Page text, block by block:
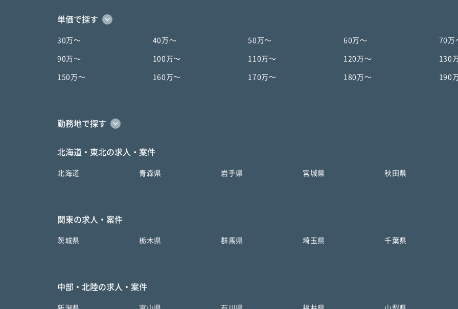
単価で探す
30万〜 40万〜 50万〜 60万〜 70万
90万〜 100万〜 110万〜 120万〜 130
150万〜 160万〜 170万〜 180万〜 190
勤務地で探す
北海道・東北の求人・案件
北海道 青森県 岩手県 宮城県 秋田県
関東の求人・案件
茨城県 栃木県 群馬県 埼玉県 千葉県
中部・北陸の求人・案件